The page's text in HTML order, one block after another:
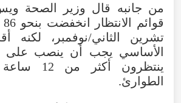
من جانبه قال وزير الصحة
تشرين الثاني/نوفمبر، لكنه
الأساسي يجب أن ينصب على
ينتظرون
الطوارئ.